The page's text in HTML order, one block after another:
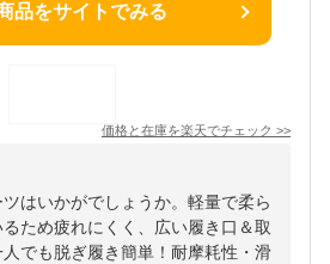
品をサイトでみる
価格と在庫を楽天でチェック >>
はいかがでしょうか。軽量で柔ら
ため疲れにくく、広い履き口＆取
でも脱ぎ履き簡単！耐摩耗性・滑